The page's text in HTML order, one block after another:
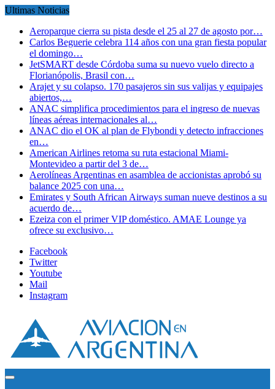
Ultimas Noticias
Aeroparque cierra su pista desde el 25 al 27 de agosto por…
Carlos Beguerie celebra 114 años con una gran fiesta popular
el domingo…
JetSMART desde Córdoba suma su nuevo vuelo directo a
Florianópolis, Brasil con…
Arajet y su colapso. 170 pasajeros sin sus valijas y equipajes
abiertos,…
ANAC simplifica procedimientos para el ingreso de nuevas
líneas aéreas internacionales al…
ANAC dio el OK al plan de Flybondi y detecto infracciones
en…
American Airlines retoma su ruta estacional Miami-
Montevideo a partir del 3 de…
Aerolíneas Argentinas en asamblea de accionistas aprobó su
balance 2025 con una…
Emirates y South African Airways suman nueve destinos a su
acuerdo de…
Ezeiza con el primer VIP doméstico. AMAE Lounge ya
ofrece su exclusivo…
Facebook
Twitter
Youtube
Mail
Instagram